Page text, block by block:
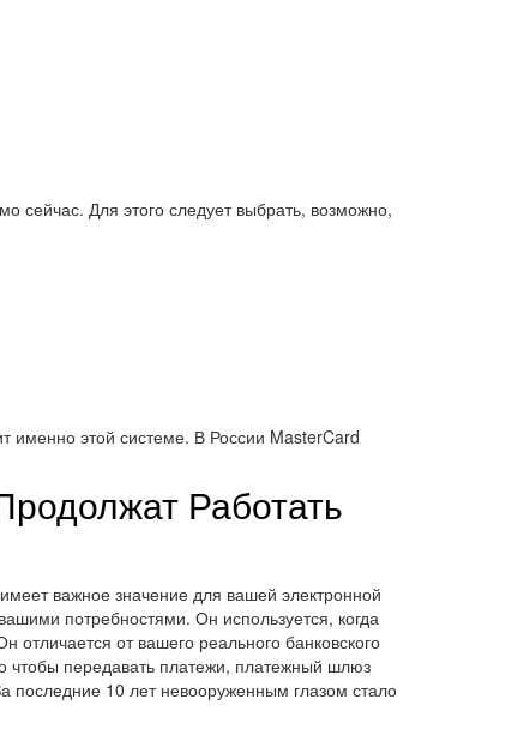
сейчас. Для этого следует выбрать, возможно,
именно этой системе. В России MasterCard
Работать
важное значение для вашей электронной
потребностями. Он используется, когда
от вашего реального банковского
чтобы передавать платежи, платежный шлюз
последние 10 лет невооруженным глазом стало